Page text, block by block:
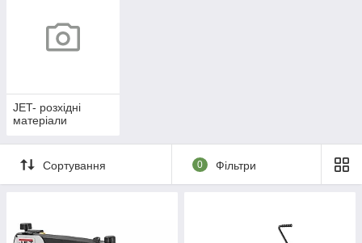
JET- розхідні
матеріали
Сортування 0 Фільтри